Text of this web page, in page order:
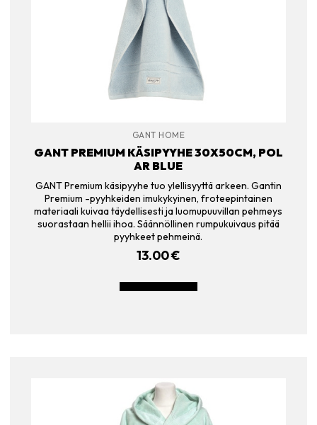
GANT HOME
GANT PREMIUM KÄSIPYYHE 30X50CM, POL
AR BLUE
GANT Premium käsipyyhe tuo ylellisyyttä arkeen. Gantin
Premium -pyyhkeiden imukykyinen, froteepintainen
materiaali kuivaa täydellisesti ja luomupuuvillan pehmeys
suorastaan hellii ihoa. Säännöllinen rumpukuivaus pitää
pyyhkeet pehmeinä.
13.00€